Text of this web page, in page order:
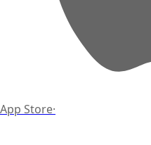
App Store·